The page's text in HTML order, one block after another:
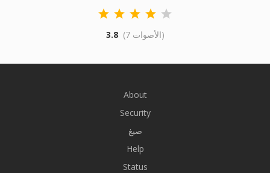
3.8 (7 الأصوات)
About
Security
صيغ
Help
Status